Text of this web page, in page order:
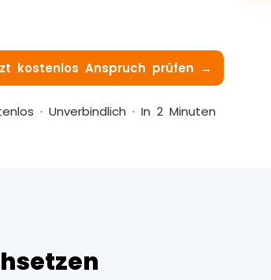
kostenlos Anspruch prüfen →
· Unverbindlich · In 2 Minuten